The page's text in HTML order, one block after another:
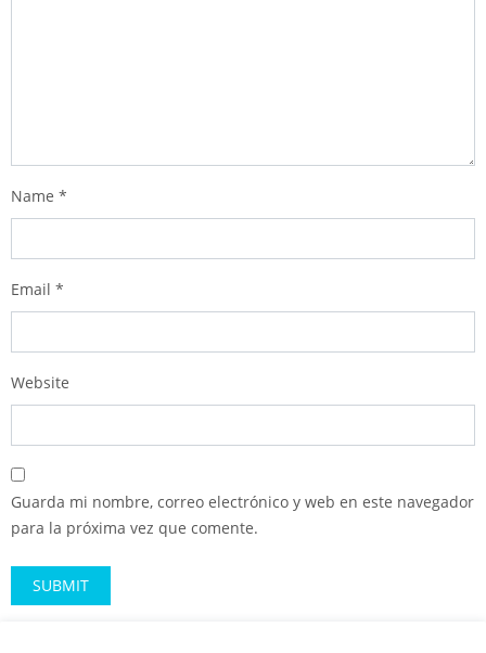
Name *
Email *
Website
Guarda mi nombre, correo electrónico y web en este navegador
para la próxima vez que comente.